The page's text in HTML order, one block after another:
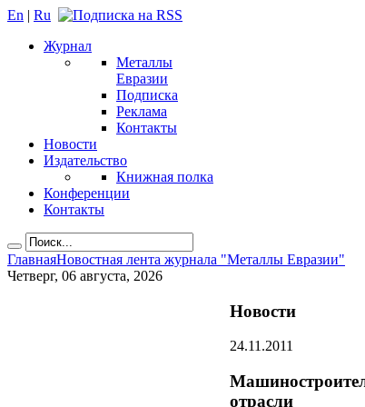
En | Ru
Журнал
Металлы
Евразии
Подписка
Реклама
Контакты
Новости
Издательство
Книжная полка
Конференции
Контакты
ГлавнаяНовостная лента журнала "Металлы Евразии"
Четверг, 06 августа, 2026
Новости
24.11.2011
отрасли